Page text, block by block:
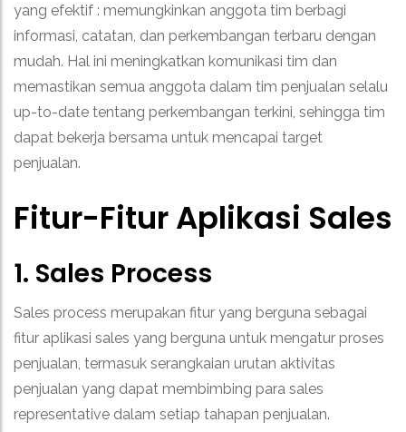
yang efektif : memungkinkan anggota tim berbagi
informasi, catatan, dan perkembangan terbaru dengan
mudah. Hal ini meningkatkan komunikasi tim dan
memastikan semua anggota dalam tim penjualan selalu
up-to-date tentang perkembangan terkini, sehingga tim
dapat bekerja bersama untuk mencapai target
penjualan.
Fitur-Fitur Aplikasi Sales
1. Sales Process
Sales process merupakan fitur yang berguna sebagai
fitur aplikasi sales yang berguna untuk mengatur proses
penjualan, termasuk serangkaian urutan aktivitas
penjualan yang dapat membimbing para sales
representative dalam setiap tahapan penjualan.